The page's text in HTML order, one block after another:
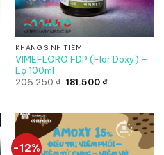
KHÁNG SINH TIÊM
VIMEFLORO FDP (Flor Doxy) –
Lọ 100ml
206.250₫ Giá
181.500₫Giá
181.500 ₫.
-12%